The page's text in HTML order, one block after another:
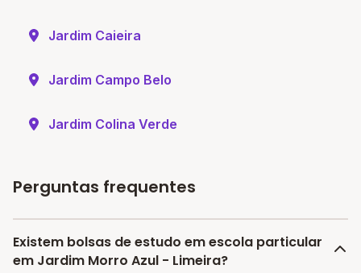
Jardim Caieira
Jardim Campo Belo
Jardim Colina Verde
Perguntas frequentes
Existem bolsas de estudo em escola particular
em Jardim Morro Azul - Limeira?